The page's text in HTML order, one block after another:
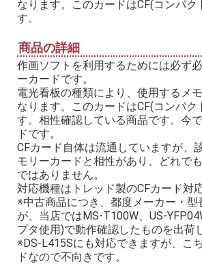
なります。このカードはCF(コンパク
す。
商品の詳細
作画ソフトを利用するためには必ず
ーカードです。
電光看板の種類により、使用するメ
なります。このカードはCF(コンパク
す。相性確認している商品です。今
ドです。
CFカード自体は流通していますが、
モリーカードと相性があり、どれで
ではありません。
対応機種はトレッド製のCFカード対
※中古商品につき、都度メーカー・型
が、当店ではMS-T100W、US-
プタ使用)で動作確認したものを出荷
※DS-L415Sにも対応できますが、こ
ドなので不向きです。